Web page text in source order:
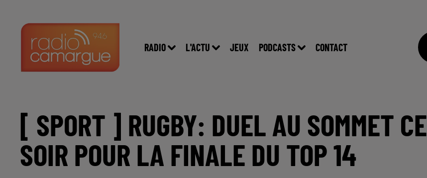
RADIO L'ACTU JEUX PODCASTS CONTACT
[ SPORT ] RUGBY: DUEL AU SOMMET CE
SOIR POUR LA FINALE DU TOP 14